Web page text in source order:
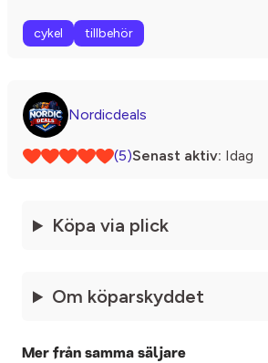
cykel tillbehör
Nordicdeals
(5)Senast aktiv: Idag
Köpa via plick
Om köparskyddet
Mer från samma säljare